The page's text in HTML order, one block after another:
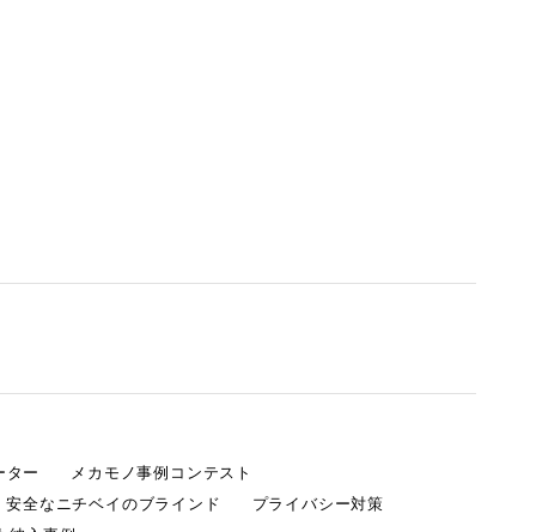
ター
メカモノ事例コンテスト
安全なニチベイのブラインド
プライバシー対策